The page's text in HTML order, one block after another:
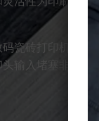
瓷砖打印机，
输入堵塞非常重